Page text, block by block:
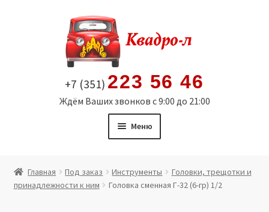
содержимому
+7 (351) 223 56 46
Ждём Ваших звонков с 9:00 до 21:00
Меню
Витрина
Главная Под заказ Инструменты
Головки, трещотки и
принадлежности к ним
Головка сменная Г-32 (6-гр) 1/2